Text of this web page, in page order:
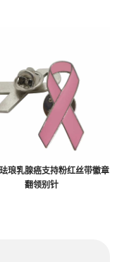
琅乳腺癌支持粉红丝带徽章
翻领别针